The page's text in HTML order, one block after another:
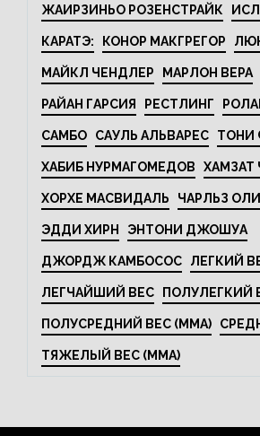
ЖАИРЗИНЬО РОЗЕНСТРАЙК
КАРАТЭ: КОНОР МАКГРЕГОР
МАЙКЛ ЧЕНДЛЕР МАРЛОН ВЕРА
РАЙАН ГАРСИЯ РЕСТЛИНГ
САМБО САУЛЬ АЛЬВАРЕС ТОНИ
ХАБИБ НУРМАГОМЕДОВ ХАМЗАТ
ХОРХЕ МАСВИДАЛЬ ЧАРЛЬЗ
ЭДДИ ХИРН ЭНТОНИ ДЖОШУА
ДЖОРДЖ КАМБОСОС ЛЕГКИЙ
ЛЕГЧАЙШИЙ ВЕС ПОЛУЛЕГКИЙ
ПОЛУСРЕДНИЙ ВЕС (MMA)
ТЯЖЕЛЫЙ ВЕС (MMA)